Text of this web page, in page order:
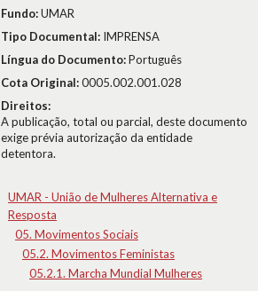
Fundo:UMAR
Tipo Documental: IMPRENSA
Língua do Documento:Português
Cota Original:0005.002.001.028
Direitos:
A publicação, total ou parcial, deste documento
exige prévia autorização da entidade
detentora.
UMAR - União de Mulheres Alternativa e
Resposta
05. Movimentos Sociais
05.2. Movimentos Feministas
05.2.1. Marcha Mundial Mulheres